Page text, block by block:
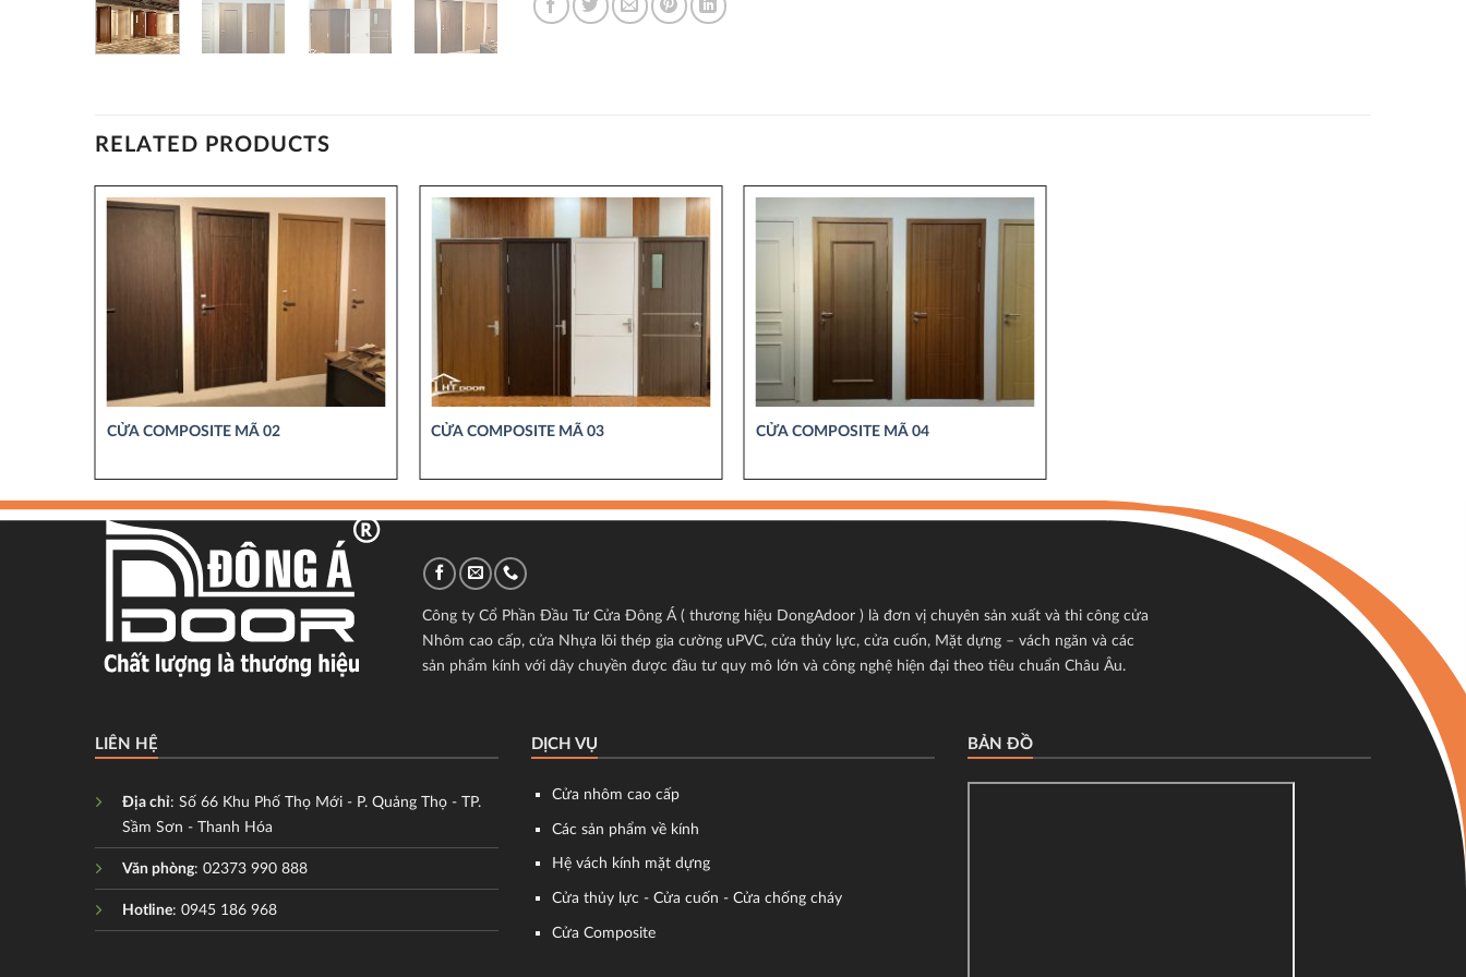
RELATED PRODUCTS
CỬA COMPOSITE MÃ 02 CỬA COMPOSITE MÃ 03 CỬA COMPOSITE MÃ 04
Công ty Cổ Phần Đầu Tư Cửa Đông Á ( thương hiệu DongAdoor ) là đơn vị chuyên sản xuất và thi công cửa
Nhôm cao cấp, cửa Nhựa lõi thép gia cường uPVC, cửa thủy lực, cửa cuốn, Mặt dựng – vách ngăn và các
sản phẩm kính với dây chuyền được đầu tư quy mô lớn và công nghệ hiện đại theo tiêu chuẩn Châu Âu.
LIÊN HỆ
Địa chỉ: Số 66 Khu Phố Thọ Mới - P. Quảng Thọ - TP.
Sầm Sơn - Thanh Hóa
Văn phòng: 02373 990 888
Hotline: 0945 186 968
DỊCH VỤ
Cửa nhôm cao cấp
Các sản phẩm về kính
Hệ vách kính mặt dựng
Cửa thủy lực - Cửa cuốn - Cửa chống cháy
Cửa Composite
BẢN ĐỒ